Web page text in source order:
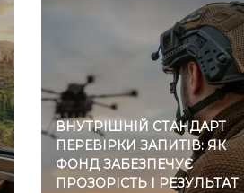
ВНУТРІШНІЙ СТАНДАРТ
ПЕРЕВІРКИ ЗАПИТІВ: ЯК
ФОНД ЗАБЕЗПЕЧУЄ
ПРОЗОРІСТЬ І РЕЗУЛЬТАТ